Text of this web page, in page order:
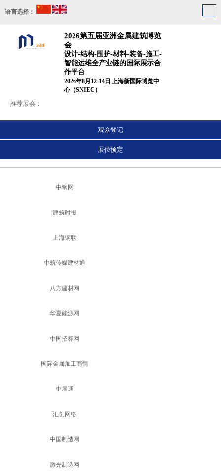
语言选择：
2026第五届亚洲金属建筑博览
会
设计-结构-围护-材料-装备-施工-
智能运维全产业链的国际展示合
作平台
2026年8月12-14日 上海新国际博览中
心（SNIEC）
推荐展会：
观众登记
展位预定
中钢网
建筑时报
上海钢联
中筑传媒建材通
八方建材网
华夏能源网
中国招标网
国际金属加工商情
中展通
汇创网络
中国制造网
激光制造网